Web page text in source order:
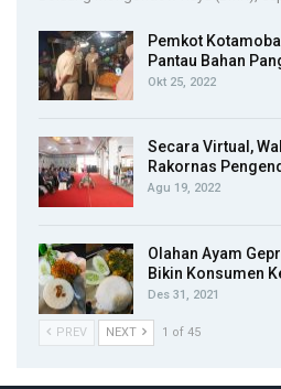
Pemkot
Pantau Bahan
Okt 25, 2022
Secara Virtual,
Rakornas
Agu 19, 2022
Olahan Ayam
Bikin Konsumen
Des 31, 2021
PREV NEXT 1 of 45